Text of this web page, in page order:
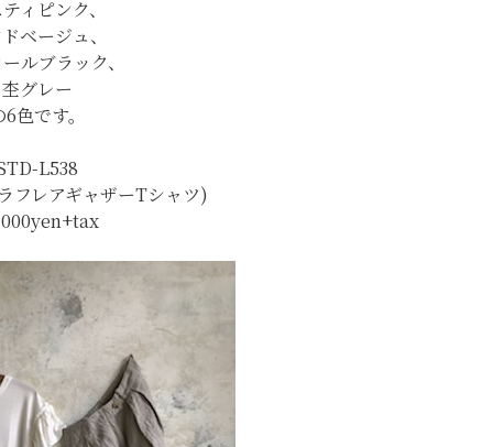
ィピンク、
ベージュ、
ルブラック、
杢グレー
6色です。
L538
フレアギャザーTシャツ)